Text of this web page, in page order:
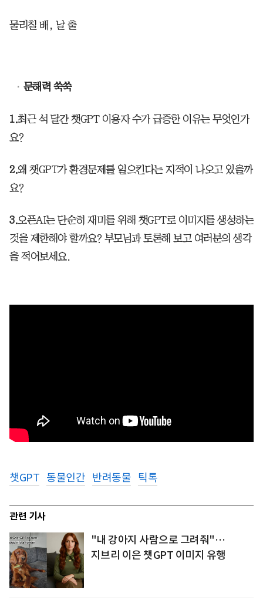
물리칠 배, 날 출
문해력 쑥쑥
1. 최근 석 달간 챗GPT 이용자 수가 급증한 이유는 무엇인가
요?
2. 왜 챗GPT가 환경문제를 일으킨다는 지적이 나오고 있을까
요?
3. 오픈AI는 단순히 재미를 위해 챗GPT로 이미지를 생성하는
것을 제한해야 할까요? 부모님과 토론해 보고 여러분의 생각
을 적어보세요.
챗GPT 동물인간 반려동물 틱톡
관련 기사
"내 강아지 사람으로 그려줘"…
지브리 이은 챗GPT 이미지 유행